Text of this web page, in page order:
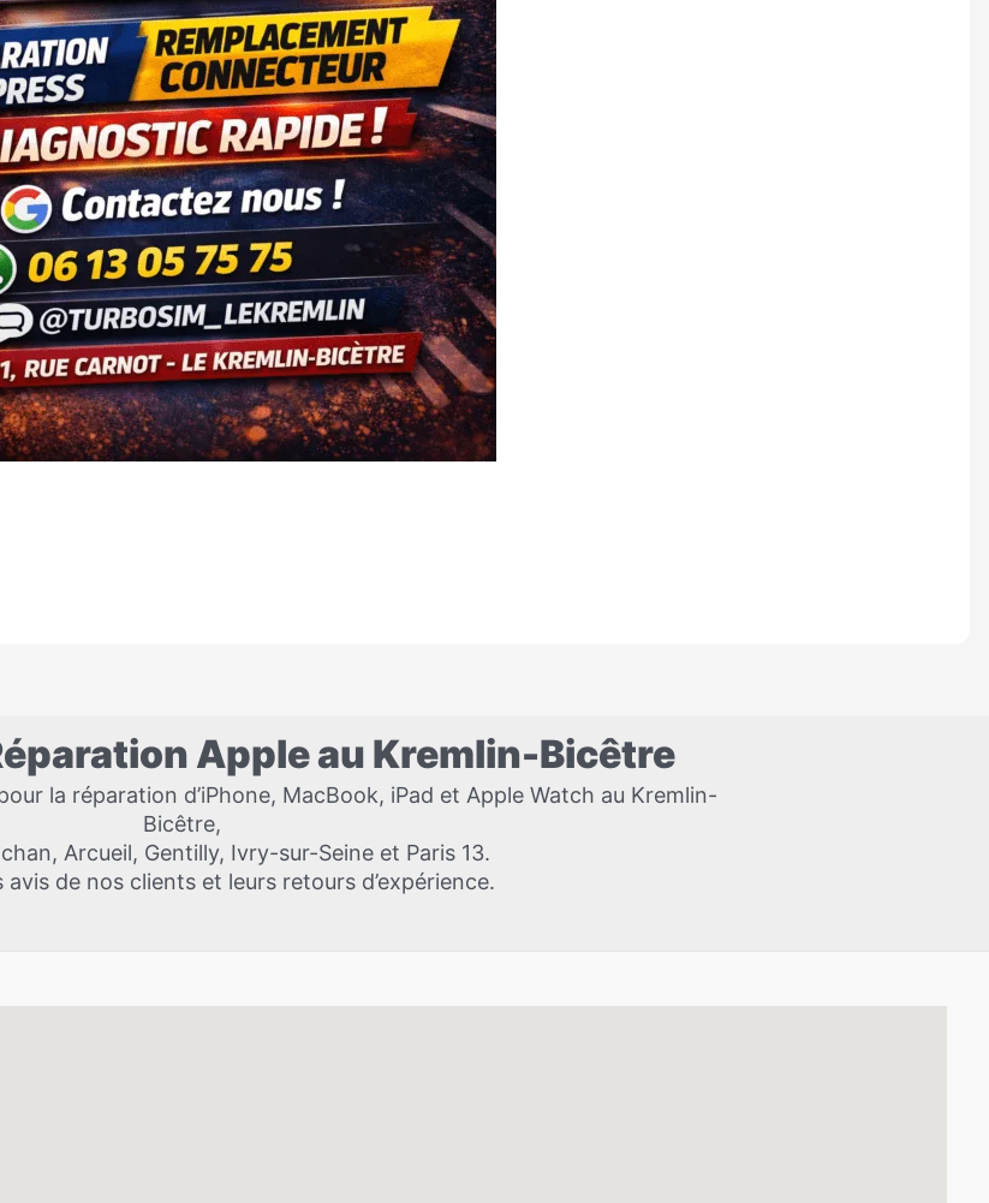
Apple au Kremlin-Bicêtre
la réparation d’iPhone, MacBook, iPad et Apple Watch au Kremlin-
Bicêtre,
Arcueil, Gentilly, Ivry-sur-Seine et Paris 13.
avis de nos clients et leurs retours d’expérience.